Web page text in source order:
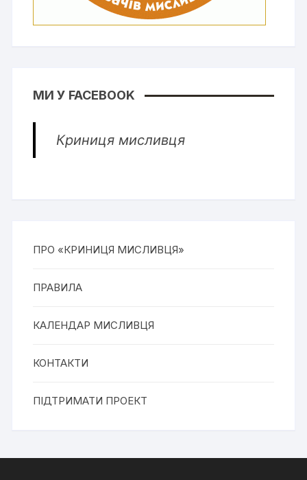
МИ У FACEBOOK
Криниця мисливця
ПРО «КРИНИЦЯ МИСЛИВЦЯ»
ПРАВИЛА
КАЛЕНДАР МИСЛИВЦЯ
КОНТАКТИ
ПІДТРИМАТИ ПРОЕКТ